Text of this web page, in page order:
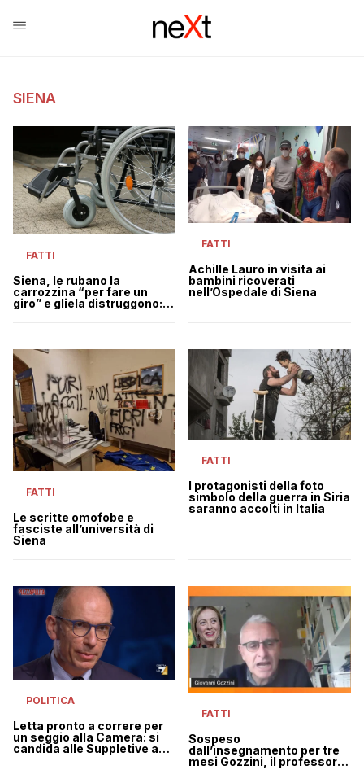
SIENA
FATTI
Siena, le rubano la
carrozzina “per fare un
giro” e gliela distruggono:
FATTI
Achille Lauro in visita ai
bambini ricoverati
nell’Ospedale di Siena
FATTI
Le scritte omofobe e
fasciste all’università di
Siena
FATTI
I protagonisti della foto
simbolo della guerra in Siria
saranno accolti in Italia
POLITICA
Letta pronto a correre per
un seggio alla Camera: si
candida alle Suppletive a
FATTI
Sospeso
dall’insegnamento per tre
mesi Gozzini, il professore